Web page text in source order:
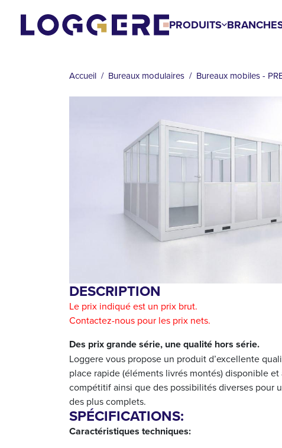
contenu
PRODUITS
D'ARIANE
Accueil Bureaux modulaires Bureaux mobiles -
DESCRIPTION
Le prix indiqué est un prix brut.
Contactez-nous pour les prix nets.
Des prix grande série, une qualité hors série.
Loggere vous propose un produit d’excellente
place rapide (éléments livrés montés) disponible et
compétitif ainsi que des possibilités diverses pour
des plus complets.
SPÉCIFICATIONS:
Caractéristiques techniques: